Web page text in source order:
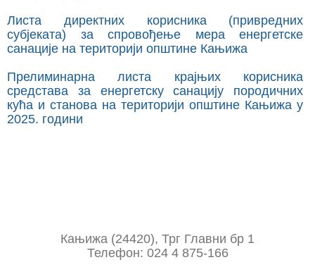
Листа директних корисника (привредних
субјеката) за спровођење мера енергетске
санације на територији општине Кањижа
Прелиминарна листа крајњих корисника
средстава за енергетску санацију породичних
кућа и станова на територији општине Кањижа у
2025. години
Кањижа (24420), Трг Главни бр 1
Телефон: 024 4 875-166